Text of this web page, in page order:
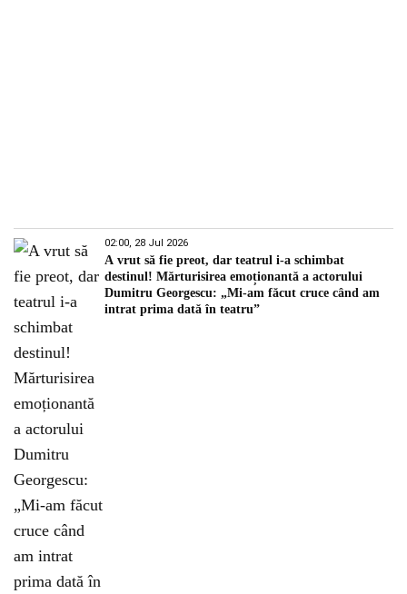
02:00, 28 Jul 2026
A vrut să fie preot, dar teatrul i-a schimbat
destinul! Mărturisirea emoționantă a actorului
Dumitru Georgescu: „Mi-am făcut cruce când am
intrat prima dată în teatru”